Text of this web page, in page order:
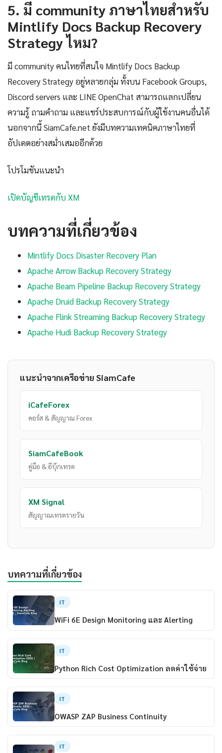
5. มี community ภาษาไทยสำหรับ
Mintlify Docs Backup Recovery
Strategy ไหม?
มี community คนไทยที่สนใจ Mintlify Docs Backup
Recovery Strategy อยู่หลายกลุ่ม ทั้งบน Facebook Groups,
Discord servers และ LINE OpenChat สามารถแลกเปลี่ยน
ความรู้ ถามคำถาม และแชร์ประสบการณ์กับผู้ใช้งานคนอื่นได้
นอกจากนี้ SiamCafe.net ยังมีบทความเทคนิคภาษาไทยที่
อัปเดตอย่างสม่ำเสมออีกด้วย
โปรโมชันแนะนำ
เปิดบัญชีเทรดกับ XM
บทความที่เกี่ยวข้อง
Mintlify Docs Disaster Recovery Plan
Apache Arrow Backup Recovery Strategy
Apache Beam Pipeline Backup Recovery Strategy
Apache Druid Backup Recovery Strategy
Apache Flink Streaming Backup Recovery Strategy
Apache Hudi Backup Recovery Strategy
แนะนำจากเครือข่าย SiamCafe
iCafeForex
คอร์ส & สัญญาณ Forex
SiamCafeBook
คู่มือ & อีบุ๊กเทรด
XM Signal
สัญญาณเทรดรายวัน
บทความที่เกี่ยวข้อง
IT
WiFi 6E Design Monitoring และ Alerting
IT
Python Rich Cost Optimization ลดค่าใช้จ่าย
IT
OWASP ZAP Business Continuity
IT